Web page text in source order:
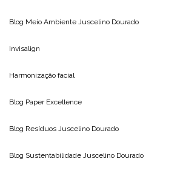
Blog Meio Ambiente Juscelino Dourado
Invisalign
Harmonização facial
Blog Paper Excellence
Blog Resíduos Juscelino Dourado
Blog Sustentabilidade Juscelino Dourado